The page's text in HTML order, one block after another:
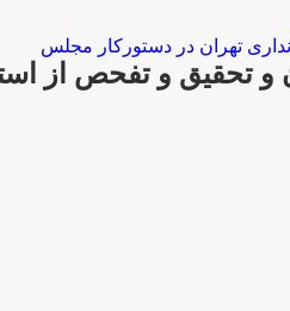
و تحقیق و تفحص از